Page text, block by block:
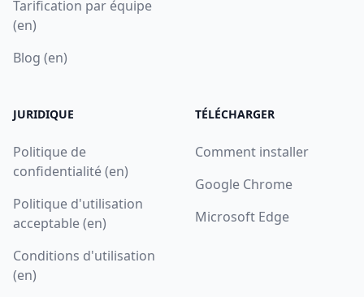
Tarification par équipe
(en)
Blog (en)
JURIDIQUE
Politique de
confidentialité (en)
Politique d'utilisation
acceptable (en)
Conditions d'utilisation
(en)
TÉLÉCHARGER
Comment installer
Google Chrome
Microsoft Edge